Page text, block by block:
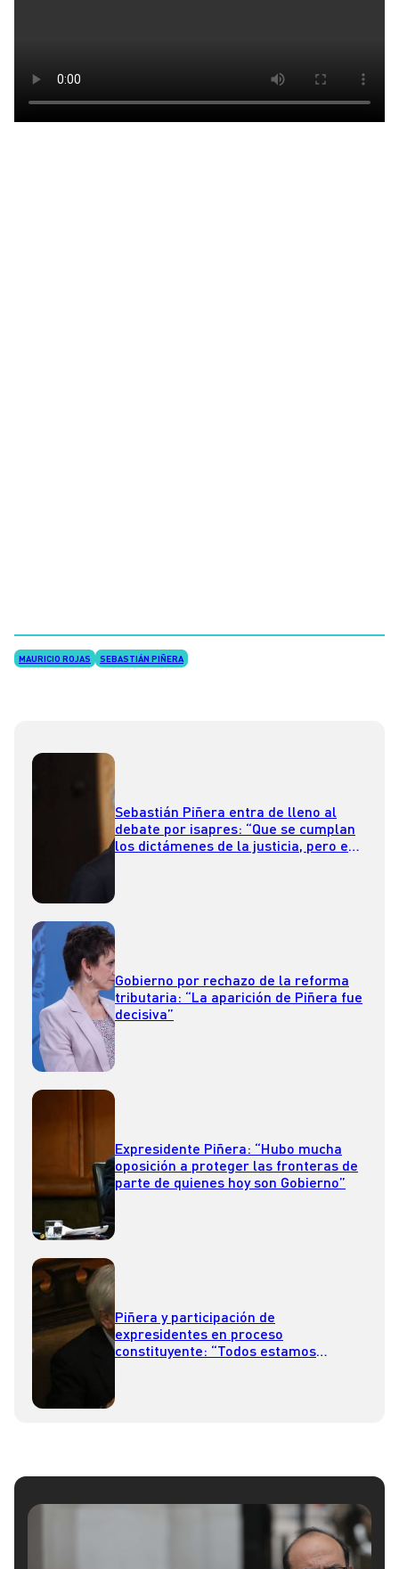
MAURICIO ROJAS SEBASTIÁN PIÑERA
Sebastián Piñera entra de lleno al
debate por isapres: “Que se cumplan
los dictámenes de la justicia, pero en
Gobierno por rechazo de la reforma
tributaria: “La aparición de Piñera fue
decisiva”
Expresidente Piñera: “Hubo mucha
oposición a proteger las fronteras de
parte de quienes hoy son Gobierno”
Piñera y participación de
expresidentes en proceso
constituyente: “Todos estamos